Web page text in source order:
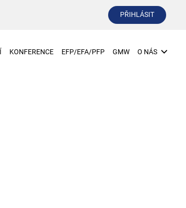
PŘIHLÁSIT
KONFERENCE EFP/EFA/PFP GMW O NÁS